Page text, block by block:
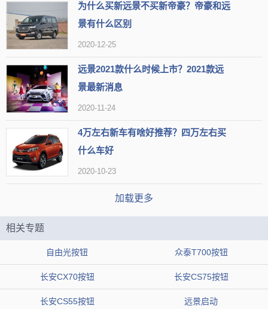
远景X1的后备厢空间也和后排一样的局促，官方并没有公布它的
数据，我实际体验过后，发现放一个20寸的旅行箱还是非常轻松的。
也能想到它的空间表现了，毕竟车型尺寸摆在那里。
汽车防盗锁根据技术原理基本上可划分为三类：机械防盗锁、电
含：电子汽车防盗锁，网络汽车防盗锁，油路锁，离合刹车防盗锁，
为什么买新远景不买新帝豪？帝豪和远
景有什么区别
2020-12-25
远景2021款什么时候上市？2021款远
景最新消息
2020-11-24
4万左右新车有啥好推荐？四万左右买
什么车好
2020-10-23
加载更多
相关专题
自由光按钮 众泰T700按钮
长安CX70按钮 长安CS75按钮
长安CS55按钮 远景启动